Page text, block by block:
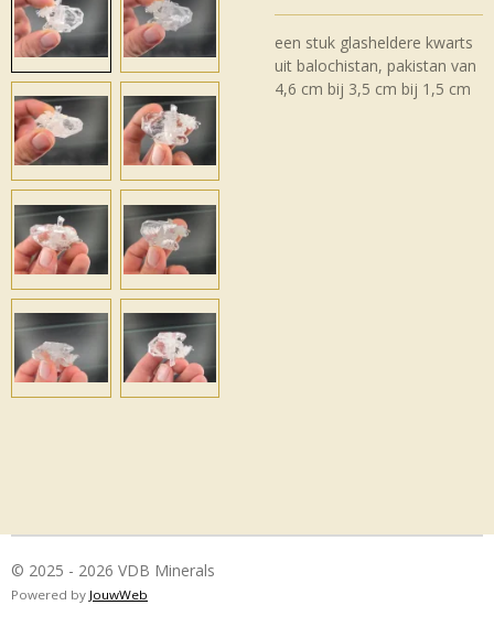
een stuk glasheldere kwarts
uit balochistan, pakistan van
4,6 cm bij 3,5 cm bij 1,5 cm
© 2025 - 2026 VDB Minerals
Powered by JouwWeb